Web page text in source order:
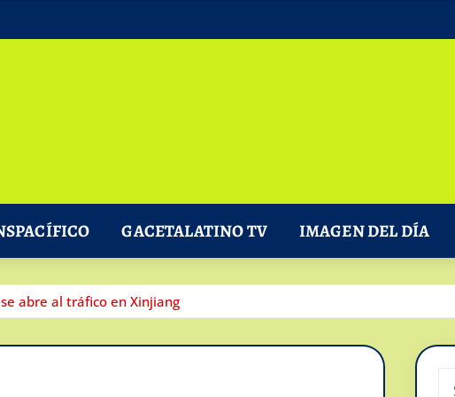
GACETALATINO TV IMAGEN DEL DÍA
abre al tráfico en Xinjiang